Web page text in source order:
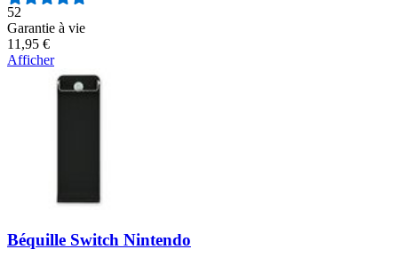
Nombre d'avis :
52
Garantie à vie
11,95 €
Afficher
Béquille Switch Nintendo